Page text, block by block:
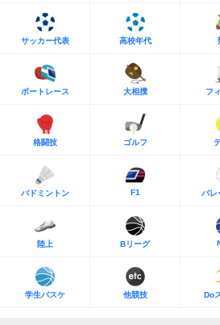
サッカー代表 高校年代
ボートレース 大相撲 フ
格闘技 ゴルフ
バドミントン F1 バレ
陸上 Bリーグ
学生バスケ 他競技 Do